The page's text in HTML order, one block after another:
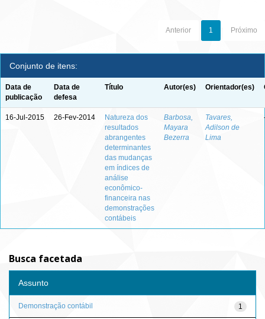
Anterior 1 Próximo
Conjunto de itens:
Data de
publicação
Data de
defesa
Título Autor(es) Orientador(es)
16-Jul-2015 26-Fev-2014
Natureza dos
resultados
abrangentes
determinantes
das mudanças
em índices de
análise
econômico-
financeira nas
demonstrações
contábeis
Barbosa,
Mayara
Bezerra
Tavares,
Adilson de
Lima
Busca facetada
Assunto
1
Demonstração contábil